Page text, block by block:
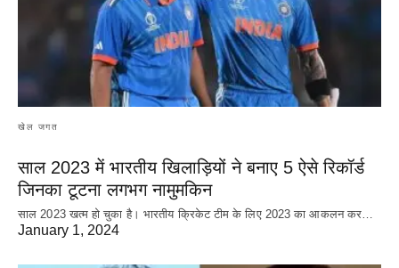
खेल जगत
साल 2023 में भारतीय खिलाड़ियों ने बनाए 5 ऐसे रिकॉर्ड
जिनका टूटना लगभग नामुमकिन
साल 2023 खत्म हो चुका है। भारतीय क्रिकेट‌ टीम के लिए 2023 का आकलन कर…
January 1, 2024